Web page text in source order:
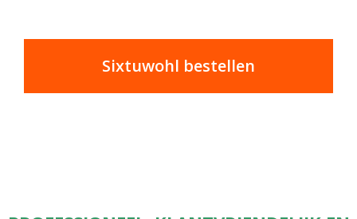
Sixtuwohl bestellen